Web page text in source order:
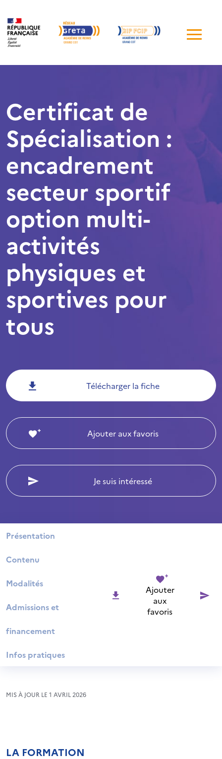
de
Certificat de
Spécialisation :
encadrement
secteur sportif
option multi-
activités
physiques et
sportives pour
tous
Télécharger la fiche
Ajouter aux favoris
Je suis intéressé
Présentation
Contenu
Modalités
Admissions et
financement
Infos pratiques
Ajouter
aux
favoris
MIS À JOUR LE 1 AVRIL 2026
LA FORMATION